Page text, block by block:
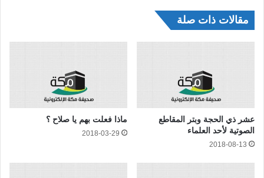
مقالات ذات صلة
عشر ذي الحجة وبتر المقاطع
الصوتية لأحد العلماء
2018-08-13
ماذا فعلت بهم يا صلاح ؟
2018-03-29